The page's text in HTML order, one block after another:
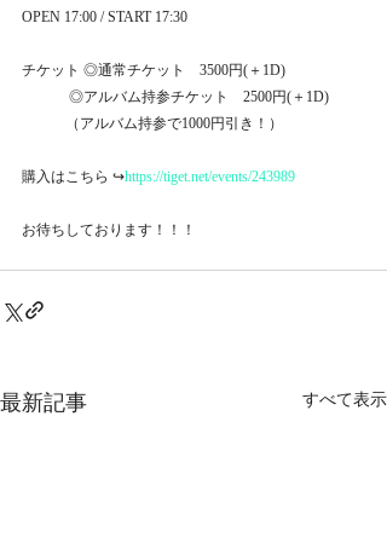
OPEN 17:00 / START 17:30
チケット ◎通常チケット　3500円(＋1D)
             ◎アルバム持参チケット　2500円(＋1D)
            （アルバム持参で1000円引き！）
購入はこちら ↪︎https://tiget.net/events/243989
お待ちしております！！！
最新記事 すべて表示